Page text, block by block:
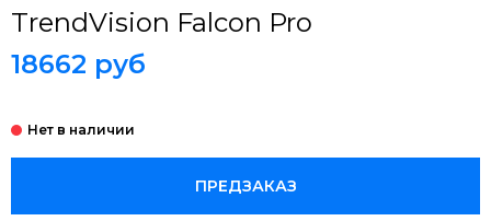
TrendVision Falcon Pro
18662 руб
ПРЕДЗАКАЗ